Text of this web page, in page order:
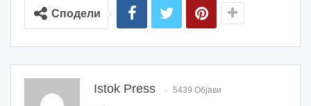
Сподели
Istok Press 5439 Објави